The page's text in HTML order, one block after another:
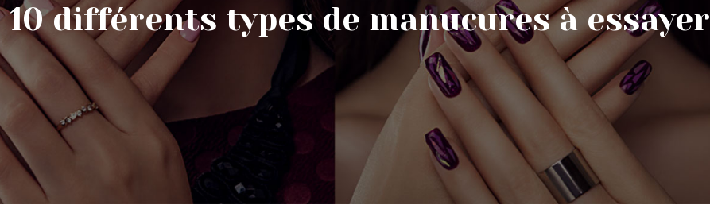
10 différents types de manucures à essayer